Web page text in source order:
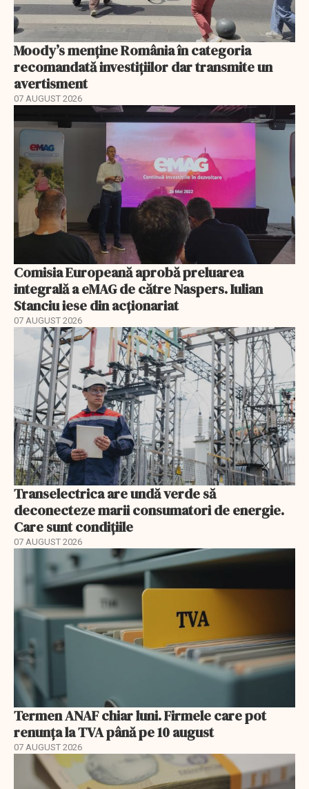
Moody’s menține România în categoria
recomandată investițiilor dar transmite un
avertisment
07 AUGUST 2026
Comisia Europeană aprobă preluarea
integrală a eMAG de către Naspers. Iulian
Stanciu iese din acționariat
07 AUGUST 2026
Transelectrica are undă verde să
deconecteze marii consumatori de energie.
Care sunt condițiile
07 AUGUST 2026
Termen ANAF chiar luni. Firmele care pot
renunța la TVA până pe 10 august
07 AUGUST 2026